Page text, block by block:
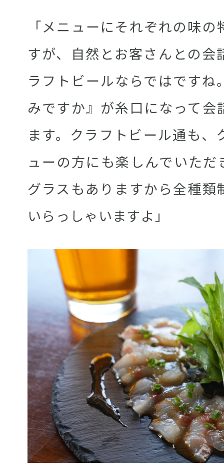
「メニューにそれぞれの味
すが、自然とお客さんとの会
ラフトビールならではですね
みですか』が糸口になって会
ます。クラフトビール通も
ューの方にも楽しんでいた
グラスもありますから全種類
いらっしゃいますよ」